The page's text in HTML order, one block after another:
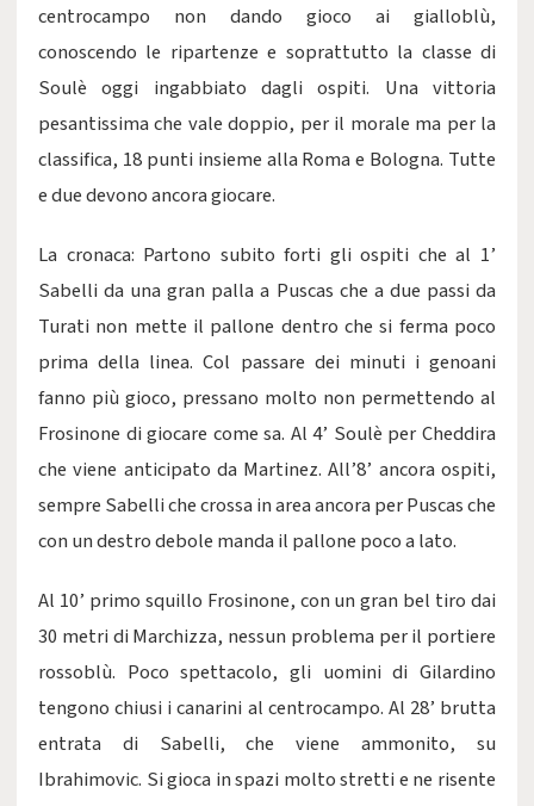
centrocampo non dando gioco ai gialloblù,
conoscendo le ripartenze e soprattutto la classe di
Soulè oggi ingabbiato dagli ospiti. Una vittoria
pesantissima che vale doppio, per il morale ma per la
classifica, 18 punti insieme alla Roma e Bologna. Tutte
e due devono ancora giocare.
La cronaca: Partono subito forti gli ospiti che al 1’
Sabelli da una gran palla a Puscas che a due passi da
Turati non mette il pallone dentro che si ferma poco
prima della linea. Col passare dei minuti i genoani
fanno più gioco, pressano molto non permettendo al
Frosinone di giocare come sa. Al 4’ Soulè per Cheddira
che viene anticipato da Martinez. All’8’ ancora ospiti,
sempre Sabelli che crossa in area ancora per Puscas che
con un destro debole manda il pallone poco a lato.
Al 10’ primo squillo Frosinone, con un gran bel tiro dai
30 metri di Marchizza, nessun problema per il portiere
rossoblù. Poco spettacolo, gli uomini di Gilardino
tengono chiusi i canarini al centrocampo. Al 28’ brutta
entrata di Sabelli, che viene ammonito, su
Ibrahimovic. Si gioca in spazi molto stretti e ne risente